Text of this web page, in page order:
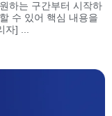
하는 구간부터 시작하
수 있어 핵심 내용을
] ...